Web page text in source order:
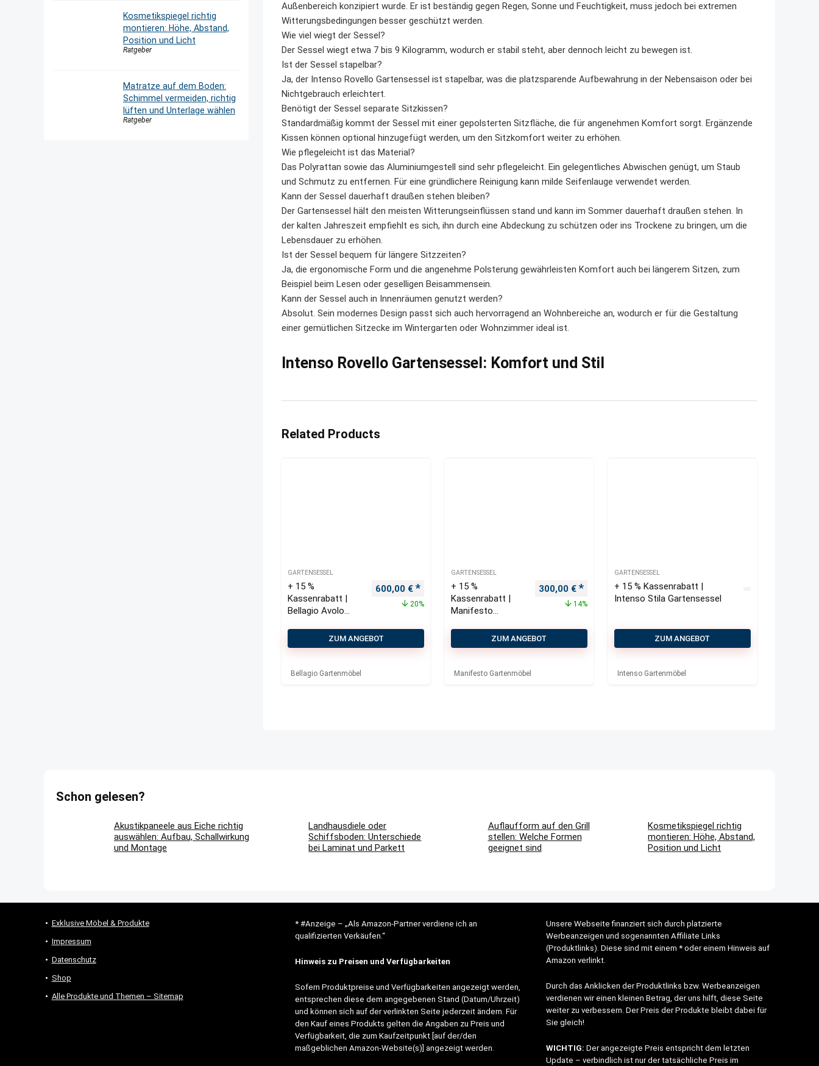
Außenbereich konzipiert wurde. Er ist beständig gegen Regen, Sonne und Feuchtigkeit, muss jedoch bei extremen
Witterungsbedingungen besser geschützt werden.
Wie viel wiegt der Sessel?
Der Sessel wiegt etwa 7 bis 9 Kilogramm, wodurch er stabil steht, aber dennoch leicht zu bewegen ist.
Ist der Sessel stapelbar?
Ja, der Intenso Rovello Gartensessel ist stapelbar, was die platzsparende Aufbewahrung in der Nebensaison oder bei
Nichtgebrauch erleichtert.
Benötigt der Sessel separate Sitzkissen?
Standardmäßig kommt der Sessel mit einer gepolsterten Sitzfläche, die für angenehmen Komfort sorgt. Ergänzende
Kissen können optional hinzugefügt werden, um den Sitzkomfort weiter zu erhöhen.
Wie pflegeleicht ist das Material?
Das Polyrattan sowie das Aluminiumgestell sind sehr pflegeleicht. Ein gelegentliches Abwischen genügt, um Staub
und Schmutz zu entfernen. Für eine gründlichere Reinigung kann milde Seifenlauge verwendet werden.
Kann der Sessel dauerhaft draußen stehen bleiben?
Der Gartensessel hält den meisten Witterungseinflüssen stand und kann im Sommer dauerhaft draußen stehen. In
der kalten Jahreszeit empfiehlt es sich, ihn durch eine Abdeckung zu schützen oder ins Trockene zu bringen, um die
Lebensdauer zu erhöhen.
Ist der Sessel bequem für längere Sitzzeiten?
Ja, die ergonomische Form und die angenehme Polsterung gewährleisten Komfort auch bei längerem Sitzen, zum
Beispiel beim Lesen oder geselligen Beisammensein.
Kann der Sessel auch in Innenräumen genutzt werden?
Absolut. Sein modernes Design passt sich auch hervorragend an Wohnbereiche an, wodurch er für die Gestaltung
einer gemütlichen Sitzecke im Wintergarten oder Wohnzimmer ideal ist.
Intenso Rovello Gartensessel: Komfort und Stil
Related Products
GARTENSESSEL
+ 15 %
Kassenrabatt |
Bellagio Avolo
Ursprünglicher Preis war: 750,00 €
600,00 € Aktueller Preis ist: 600,00 €.
20%
ZUM ANGEBOT
Bellagio Gartenmöbel
GARTENSESSEL
+ 15 %
Kassenrabatt |
Manifesto
Gartensessel
Ursprünglicher Preis war: 350,00 €
300,00 € Aktueller Preis ist: 300,00 €.
14%
ZUM ANGEBOT
Manifesto Gartenmöbel
GARTENSESSEL
+ 15 % Kassenrabatt |
Intenso Stila Gartensessel
ZUM ANGEBOT
Intenso Gartenmöbel
Kosmetikspiegel richtig
montieren: Höhe, Abstand,
Position und Licht
Ratgeber
Matratze auf dem Boden:
Schimmel vermeiden, richtig
lüften und Unterlage wählen
Ratgeber
Schon gelesen?
Akustikpaneele aus Eiche richtig
auswählen: Aufbau, Schallwirkung
und Montage
Landhausdiele oder
Schiffsboden: Unterschiede
bei Laminat und Parkett
Auflaufform auf den Grill
stellen: Welche Formen
geeignet sind
Kosmetikspiegel richtig
montieren: Höhe, Abstand,
Position und Licht
Exklusive Möbel & Produkte
Impressum
Datenschutz
Shop
Alle Produkte und Themen – Sitemap
* #Anzeige – „Als Amazon-Partner verdiene ich an
qualifizierten Verkäufen.“
Hinweis zu Preisen und Verfügbarkeiten
Sofern Produktpreise und Verfügbarkeiten angezeigt werden,
entsprechen diese dem angegebenen Stand (Datum/Uhrzeit)
und können sich auf der verlinkten Seite jederzeit ändern. Für
den Kauf eines Produkts gelten die Angaben zu Preis und
Verfügbarkeit, die zum Kaufzeitpunkt [auf der/den
maßgeblichen Amazon-Website(s)] angezeigt werden.
Unsere Webseite finanziert sich durch platzierte
Werbeanzeigen und sogenannten Affiliate Links
(Produktlinks). Diese sind mit einem * oder einem Hinweis auf
Amazon verlinkt.
Durch das Anklicken der Produktlinks bzw. Werbeanzeigen
verdienen wir einen kleinen Betrag, der uns hilft, diese Seite
weiter zu verbessern. Der Preis der Produkte bleibt dabei für
Sie gleich!
WICHTIG: Der angezeigte Preis entspricht dem letzten
Update – verbindlich ist nur der tatsächliche Preis im